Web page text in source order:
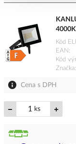
Kód
EAN
Kód
Značka
Cena s DPH
ks